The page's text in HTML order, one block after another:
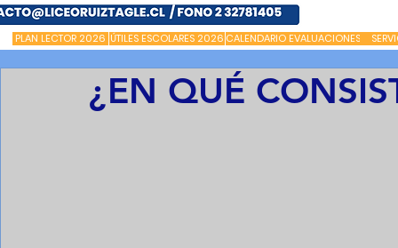
PLAN LECTOR 2026 ÚTILES ESCOLARES 2026 CALENDARIO EVALUACIONES
¿EN QUÉ